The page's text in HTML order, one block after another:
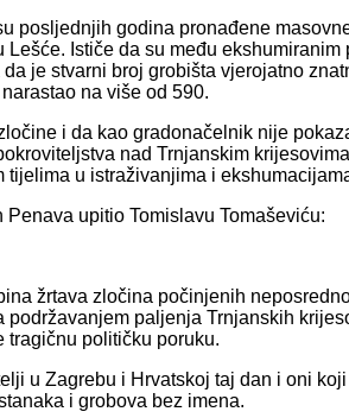
posljednjih godina pronađene
Ističe da su među ekshumiranim
je stvarni broj grobišta vjerojatno
na više od 590.
i da kao gradonačelnik nije
nad Trnjanskim
u istraživanjima i
upitio Tomislavu Tomaševiću:
žrtava zločina počinjenih
paljenja Trnjanskih
tragičnu političku poruku.
u Zagrebu i Hrvatskoj taj dan i oni
i grobova bez imena.